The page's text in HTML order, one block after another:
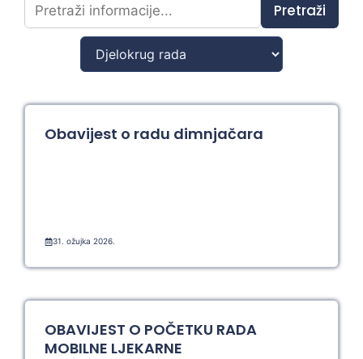
Pretraži
Obavijest o radu dimnjačara
31. ožujka 2026.
OBAVIJEST O POČETKU RADA
MOBILNE LJEKARNE